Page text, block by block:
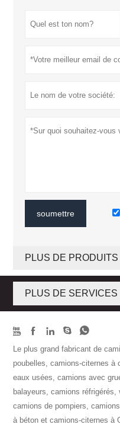
soumettre
PLUS DE PRODUITS
PLUS DE SERVICES
    
Le plus grand fabricant de
poubelles, camions-citernes à
eaux usées, camions avec
balayeurs, camions
camions de pompiers,
à béton et camions-citernes à